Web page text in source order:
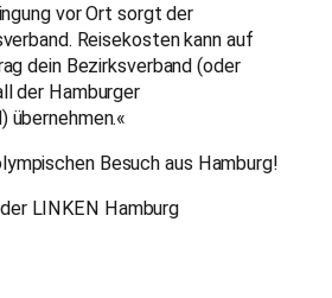
vor Ort sorgt der
Reisekosten kann auf
dein Bezirksverband (oder
der Hamburger
übernehmen.«
Besuch aus Hamburg!
der LINKEN Hamburg